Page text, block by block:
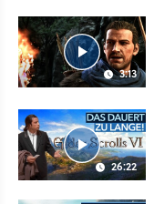
3:13
26:22